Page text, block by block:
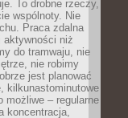
To drobne rzeczy,
wspólnoty. Nie
Praca zdalna
niż
do tramwaju, nie
nie robimy
jest planować
kilkunastominutowe
możliwe – regularne
koncentracja,